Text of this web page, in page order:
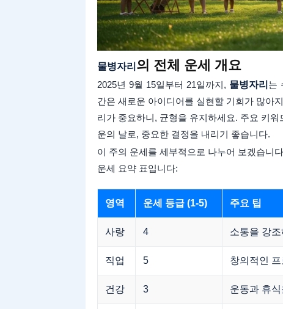
물병자리 의 전체 운세 개요
2025년 9월 15일부터 21일까지, 물병자리 는
간은 새로운 아이디어를 실현할 기회가 많아
리가 중요하니, 균형을 유지하세요. 주요 키
운의 날로, 중요한 결정을 내리기 좋습니다.
이 주의 운세를 세부적으로 나누어 보겠습니
운세 요약 표입니다:
영역 운세 등급 (1-5) 주요 팁
사랑 4 소통을 강
직업 5 창의적인
건강 3 운동과 휴